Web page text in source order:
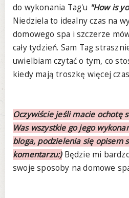
do wykonania Tag'u "How is
Niedziela to idealny czas na
domowego spa i szczerze
cały tydzień. Sam Tag
uwielbiam czytać o tym, co
kiedy mają troszkę więcej
Oczywiście jeśli macie ochotę
Was wszystkie go jego
bloga, podzielenia się opisem
komentarzu:)Będzie mi
swoje sposoby na domowe